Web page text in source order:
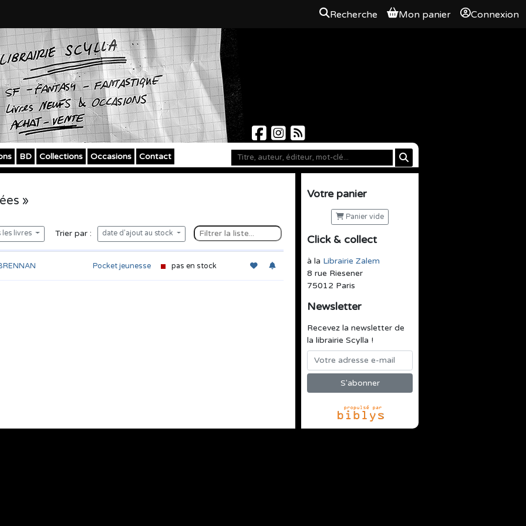
Recherche Mon panier Connexion
BD Collections Occasions Contact
Votre panier
Panier vide
Click & collect
à la Librairie Zalem
8 rue Riesener
75012 Paris
Newsletter
Recevez la newsletter de
la librairie Scylla !
»
les livres Trier par : date d'ajout au stock
Pocket jeunesse pas en stock